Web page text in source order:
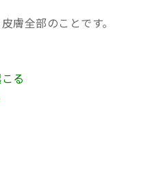
膚全部のことです。
る